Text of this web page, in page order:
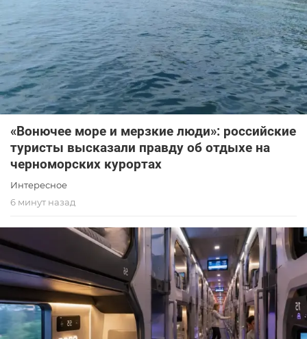
«Вонючее море и мерзкие люди»: российские
туристы высказали правду об отдыхе на
черноморских курортах
Интересное
6 минут назад